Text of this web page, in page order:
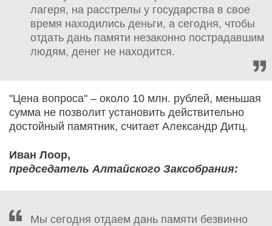
лагеря, на расстрелы у государства в свое
время находились деньги, а сегодня, чтобы
отдать дань памяти незаконно пострадавшим
людям, денег не находится.
"Цена вопроса" – около 10 млн. рублей, меньшая
сумма не позволит установить действительно
достойный памятник, считает Александр Дитц.
Иван Лоор,
председатель Алтайского Заксобрания:
Мы сегодня отдаем дань памяти безвинно